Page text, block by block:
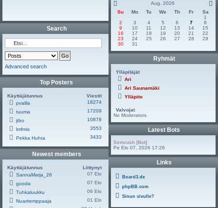
Search
Advanced search
Top Posters
Käyttäjätunnus
Viestit
pvalila
18274
tuuma
17209
jtbo
10878
lmfmis
3553
Pekka Huhta
3433
Newest members
Käyttäjätunnus
Liittynyt
SannaMarja_26
07 Elo
gooda
07 Elo
Tuhkaluukku
06 Elo
Nuariremppaaja
01 Elo
Aug. 2026
Su
Mo Tu We Th Fr
Sa
1
2
3 4 5 6 7
8
9
10 11 12 13 14
15
16
17 18 19 20 21
22
23
24 25 26 27 28
29
30
31
Ryhmät
Ylläpitäjät
Ari
Ari Saunamäki
Ylläpito
Valvojat
No Moderators
Latest Bots
Semrush [Bot]
Pe Elo 07, 2026 17:26
Links
Board3.de
phpBB.com
Sinun sivulle?